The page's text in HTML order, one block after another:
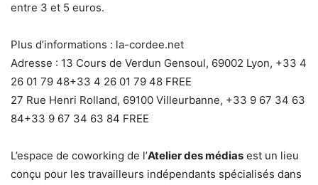
entre 3 et 5 euros.
Plus d’informations : la-cordee.net
Adresse : 13 Cours de Verdun Gensoul, 69002 Lyon, +33 4
26 01 79 48+33 4 26 01 79 48 FREE
27 Rue Henri Rolland, 69100 Villeurbanne, +33 9 67 34 63
84+33 9 67 34 63 84 FREE
L’espace de coworking de l’Atelier des médias est un lieu
conçu pour les travailleurs indépendants spécialisés dans